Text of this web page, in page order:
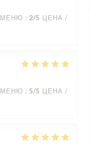
МЕНЮ : 2/5 ЦЕНА /
МЕНЮ : 5/5 ЦЕНА /